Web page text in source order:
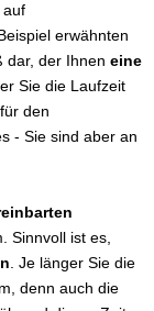
auf
erwähnten
dar, der Ihnen eine
Sie die Laufzeit
für den
- Sie sind aber an
Sinnvoll ist es,
. Je länger Sie die
denn auch die